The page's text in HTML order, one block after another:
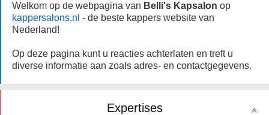
Welkom op de webpagina van Belli's Kapsalon op
kappersalons.nl - de beste kappers website van
Nederland!
Op deze pagina kunt u reacties achterlaten en treft u
diverse informatie aan zoals adres- en contactgegevens.
Expertises